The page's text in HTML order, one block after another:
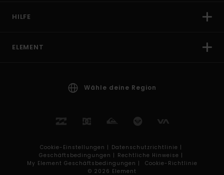
HILFE
ELEMENT
Wähle deine Region
Cookie-Einstellungen | Datenschutzrichtlinie |
Geschäftsbedingungen | Rechtliche Hinweise |
My Element Geschäftsbedingungen |
Cookie-Richtlinie
© 2026 Element